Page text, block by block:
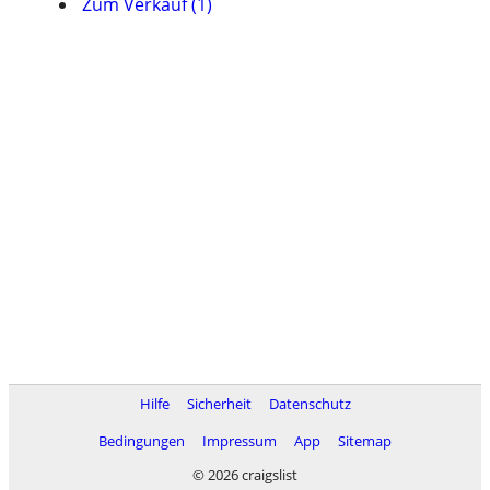
Hilfe Sicherheit
Datenschutz
Bedingungen
Impressum App
Sitemap
© 2026 craigslist